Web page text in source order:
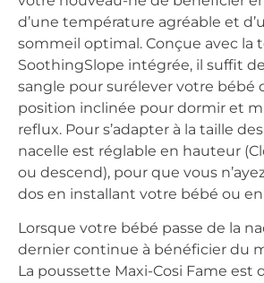
d’une température agréable et
sommeil optimal. Conçue avec la
SoothingSlope intégrée, il suffit
sangle pour surélever votre bébé
position inclinée pour dormir et
reflux. Pour s’adapter à la taille
nacelle est réglable en hauteur
ou descend), pour que vous
dos en installant votre bébé ou
Lorsque votre bébé passe de la
dernier continue à bénéficier du
La poussette Maxi-Cosi Fame est